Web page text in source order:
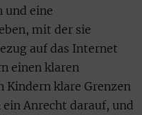
und eine
mit der sie
auf das Internet
einen klaren
Kindern klare Grenzen
Anrecht darauf, und